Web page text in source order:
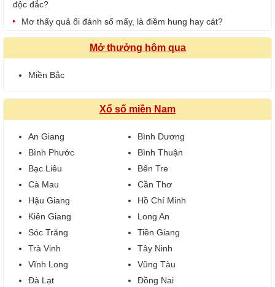
độc đắc?
Mơ thấy quả ổi đánh số mấy, là điềm hung hay cát?
Mở thưởng hôm qua
Miền Bắc
Xổ số miền Nam
An Giang
Bình Dương
Bình Phước
Bình Thuận
Bạc Liêu
Bến Tre
Cà Mau
Cần Thơ
Hậu Giang
Hồ Chí Minh
Kiên Giang
Long An
Sóc Trăng
Tiền Giang
Trà Vinh
Tây Ninh
Vĩnh Long
Vũng Tàu
Đà Lạt
Đồng Nai